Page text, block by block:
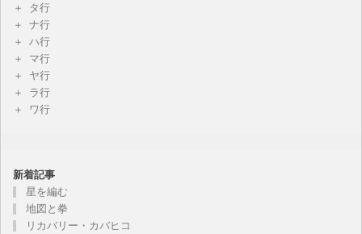
タ行
ナ行
ハ行
マ行
ヤ行
ラ行
ワ行
新着記事
星を編む
地図と拳
リカバリー・カバヒコ